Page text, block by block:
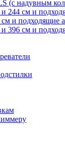
(с надувным
244 см и
и подходящие
396 см и